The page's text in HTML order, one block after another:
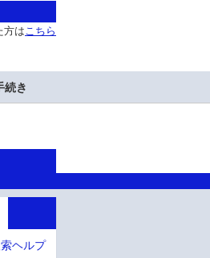
方はこちら
続き
ヘルプ